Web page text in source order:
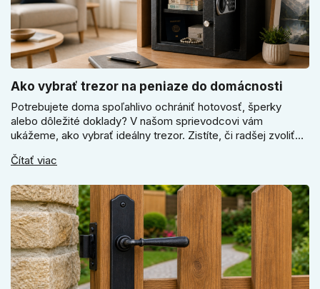
Ako vybrať trezor na peniaze do domácnosti
Potrebujete doma spoľahlivo ochrániť hotovosť, šperky
alebo dôležité doklady? V našom sprievodcovi vám
ukážeme, ako vybrať ideálny trezor. Zistíte, či radšej zvoliť
kľúčové jeho správne ukotvenie.
Čítať viac